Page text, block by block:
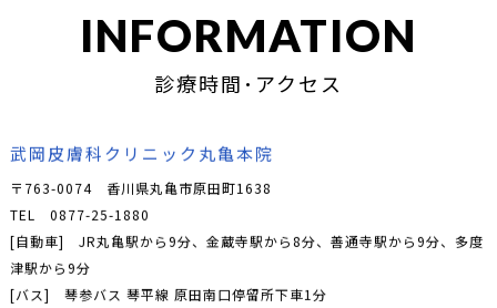
INFORMATION
診療時間･アクセス
武岡皮膚科クリニック丸亀本院
〒763-0074 香川県丸亀市原田町1638
TEL 0877-25-1880
[自動車] JR丸亀駅から9分、金蔵寺駅から8分、善通寺駅から9分、多度
津駅から9分
[バス] 琴参バス 琴平線 原田南口停留所下車1分